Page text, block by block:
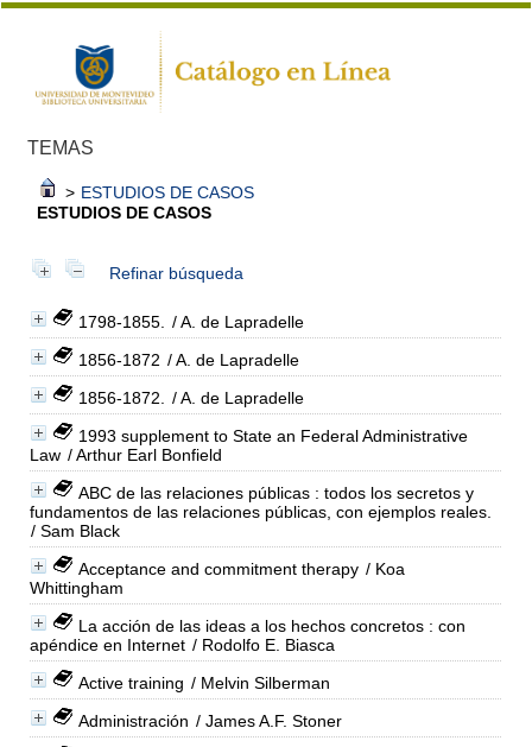
TEMAS
> ESTUDIOS DE CASOS
ESTUDIOS DE CASOS
Refinar búsqueda
1798-1855.
/ A. de Lapradelle
1856-1872 / A. de Lapradelle
1856-1872.
/ A. de Lapradelle
1993 supplement to State an Federal Administrative
Law / Arthur Earl Bonfield
ABC de las relaciones públicas : todos los secretos y
fundamentos de las relaciones públicas, con ejemplos reales.
/ Sam Black
Acceptance and commitment therapy / Koa
Whittingham
La acción de las ideas a los hechos concretos : con
apéndice en Internet / Rodolfo E. Biasca
Active training / Melvin Silberman
Administración / James A.F. Stoner